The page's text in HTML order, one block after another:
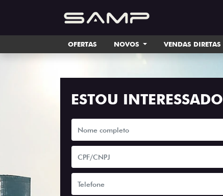
OFERTAS NOVOS VENDAS DIRETAS
ESTOU INTERESSADO